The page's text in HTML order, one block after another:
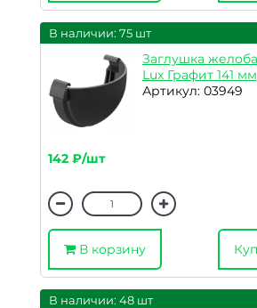
В наличии: 75 шт
Заглушка
Lux Графит 141 мм
Артикул: 03949
142 ₽/шт
В корзину
В наличии: 48 шт